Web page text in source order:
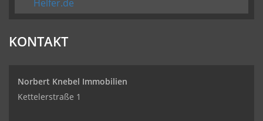
Helfer.de
KONTAKT
Norbert Knebel Immobilien
Kettelerstraße 1